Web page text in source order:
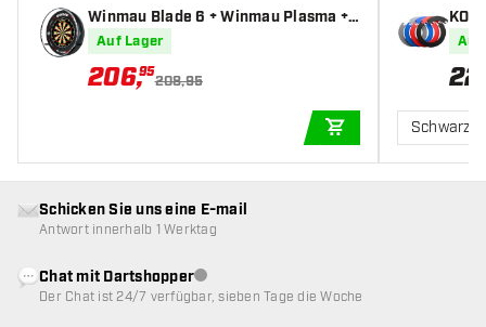
Winmau Blade 6 + Winmau Plasma +
Winmau Pro-Line Surround Bundle -
Dartset
Auf Lager
206,95
208,95
IN DEN
Auf
22
Schwarz
Schicken Sie uns eine E-mail
Antwort innerhalb 1 Werktag
Chat mit DartshopperKundenservice nicht verfügbar
Der Chat ist 24/7 verfügbar, sieben Tage die Woche